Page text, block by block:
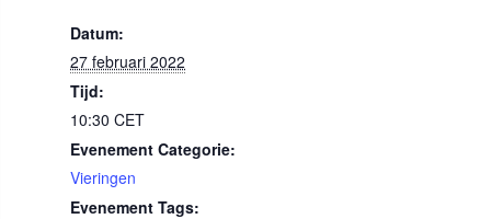
Datum:
27 februari 2022
Tijd:
10:30 CET
Evenement Categorie:
Vieringen
Evenement Tags: